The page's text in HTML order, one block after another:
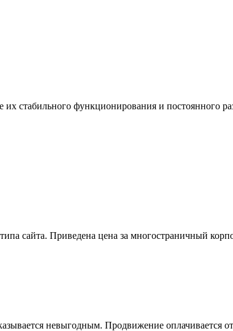
функционирования и постоянного
сайта. Приведена цена за многостраничный
невыгодным. Продвижение оплачивается